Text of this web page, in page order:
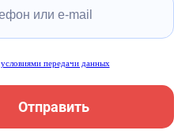
условиями передачи данных
Отправить